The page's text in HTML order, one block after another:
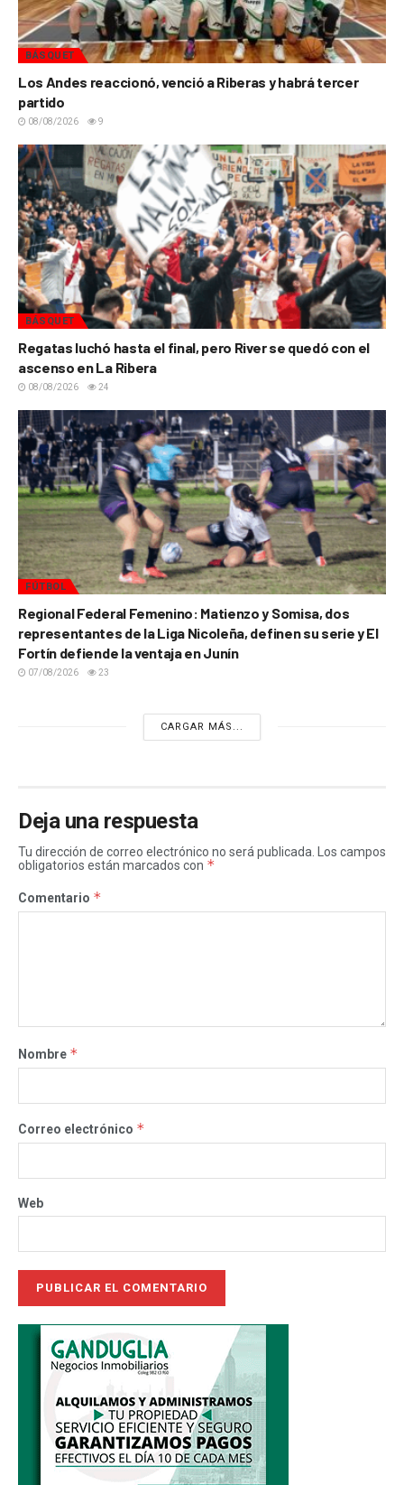
BÁSQUET
Los Andes reaccionó, venció a Riberas y habrá tercer
partido
08/08/2026 9
BÁSQUET
Regatas luchó hasta el final, pero River se quedó con el
ascenso en La Ribera
08/08/2026 24
FÚTBOL
Regional Federal Femenino: Matienzo y Somisa, dos
representantes de la Liga Nicoleña, definen su serie y El
Fortín defiende la ventaja en Junín
07/08/2026 23
CARGAR MÁS...
Deja una respuesta
Tu dirección de correo electrónico no será publicada.
Los campos
obligatorios están marcados con *
Comentario *
Nombre *
Correo electrónico *
Web